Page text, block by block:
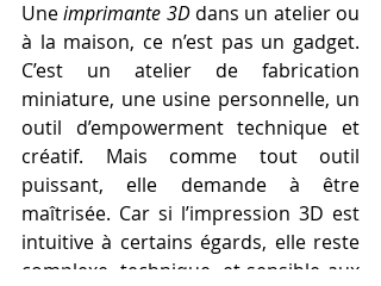
Une imprimante 3D dans un atelier ou
à la maison, ce n’est pas un gadget.
C’est un atelier de fabrication
miniature, une usine personnelle, un
outil d’empowerment technique et
créatif. Mais comme tout outil
puissant, elle demande à être
maîtrisée. Car si l’impression 3D est
intuitive à certains égards, elle reste
complexe, technique, et sensible aux